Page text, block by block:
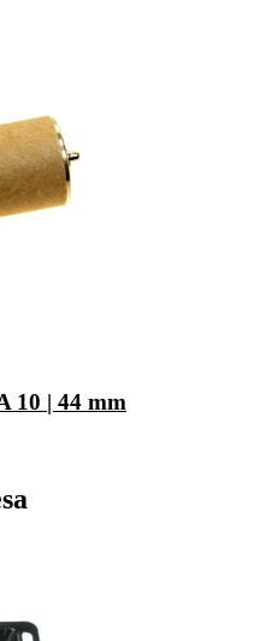
10 | 44 mm